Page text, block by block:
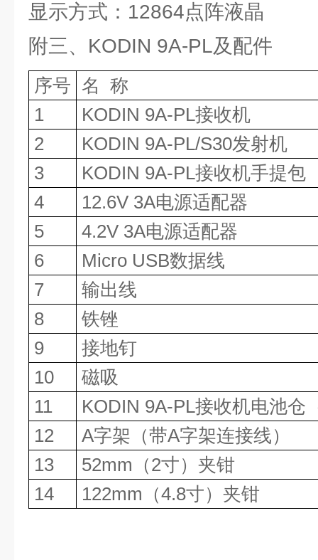
显示方式：12864点阵液晶
附三、KODIN 9A-PL及配件
序号 名 称
1
KODIN 9A-PL接收机
2
KODIN 9A-PL/S30发射机
3
KODIN 9A-PL接收机手提包
4
12.6V 3A电源适配器
5
4.2V 3A电源适配器
6
Micro USB数据线
7
输出线
8
铁锉
9
接地钉
10
磁吸
11
KODIN 9A-PL接收机电池仓
12
A字架（带A字架连接线）
13
52mm（2寸）夹钳
14
122mm（4.8寸）夹钳